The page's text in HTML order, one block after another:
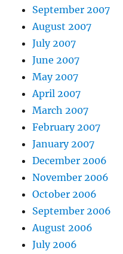
September 2007
August 2007
July 2007
June 2007
May 2007
April 2007
March 2007
February 2007
January 2007
December 2006
November 2006
October 2006
September 2006
August 2006
July 2006